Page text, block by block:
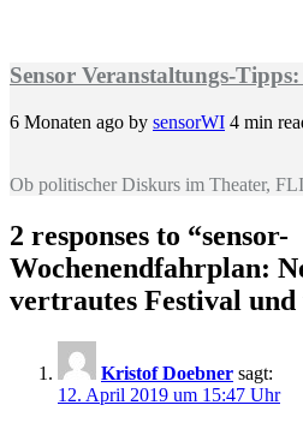
Sensor Veranstaltungs-
6 Monaten ago by sensorWI 4 min
Ob politischer Diskurs im Theater,
2 responses to “sensor-
Wochenendfahrplan:
vertrautes Festival und
Kristof Doebner sagt:
12. April 2019 um 15:47 Uhr